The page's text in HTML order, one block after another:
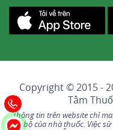
Copyright © 2015 -
Tâm
Thông tin trên website chỉ
nội bộ của nhà thuốc. Việc